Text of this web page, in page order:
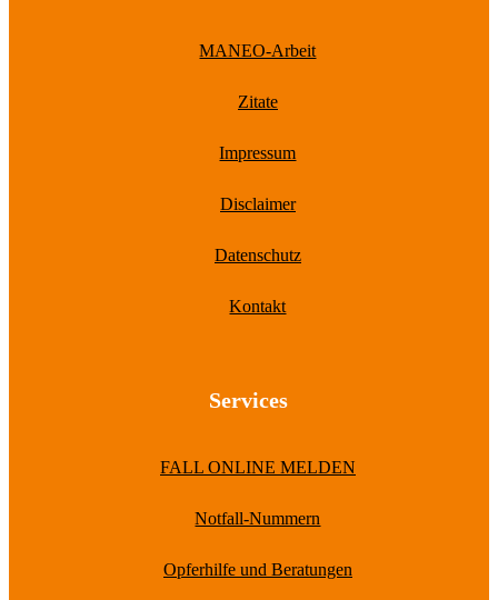
MANEO-Arbeit
Zitate
Impressum
Disclaimer
Datenschutz
Kontakt
Services
FALL ONLINE MELDEN
Notfall-Nummern
Opferhilfe und Beratungen